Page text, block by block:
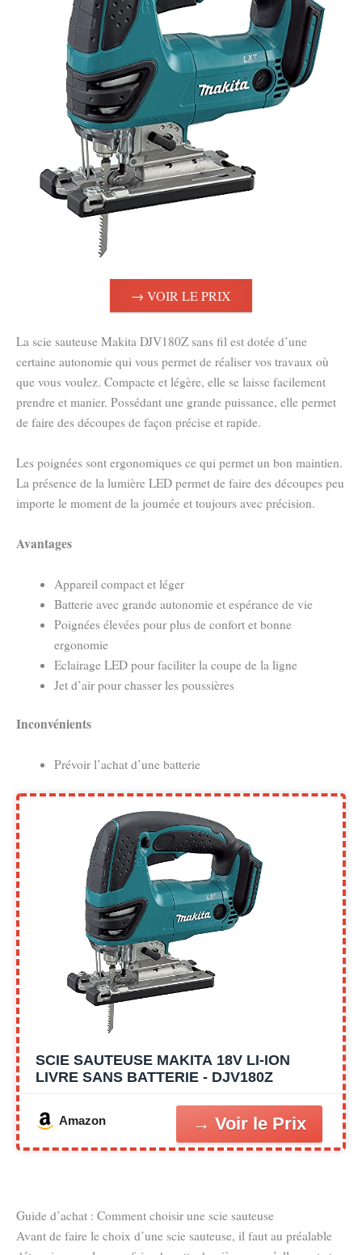
→ VOIR LE PRIX
La scie sauteuse Makita DJV180Z sans fil est dotée d’une
certaine autonomie qui vous permet de réaliser vos travaux où
que vous voulez. Compacte et légère, elle se laisse facilement
prendre et manier. Possédant une grande puissance, elle permet
de faire des découpes de façon précise et rapide.
Les poignées sont ergonomiques ce qui permet un bon maintien.
La présence de la lumière LED permet de faire des découpes peu
importe le moment de la journée et toujours avec précision.
Avantages
Appareil compact et léger
Batterie avec grande autonomie et espérance de vie
Poignées élevées pour plus de confort et bonne
ergonomie
Eclairage LED pour faciliter la coupe de la ligne
Jet d’air pour chasser les poussières
Inconvénients
Prévoir l’achat d’une batterie
SCIE SAUTEUSE MAKITA 18V LI-ION
LIVRE SANS BATTERIE - DJV180Z
Amazon
Guide d’achat : Comment choisir une scie sauteuse
Avant de faire le choix d’une scie sauteuse, il faut au préalable